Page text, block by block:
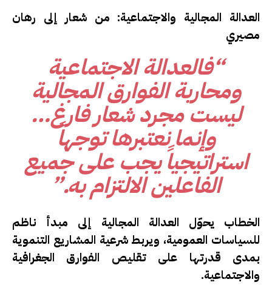
العدالة المجالية والاجتماعية: من شعار إلى رهان
مصيري
“فالعدالة الاجتماعية
ومحاربة الفوارق المجالية
ليست مجرد شعار فارغ…
وإنما نعتبرها توجهاً
استراتيجياً يجب على جميع
الفاعلين الالتزام به.”
الخطاب يحوّل العدالة المجالية إلى مبدأ ناظم
للسياسات العمومية، ويربط شرعية المشاريع التنموية
بمدى قدرتها على تقليص الفوارق الجغرافية
والاجتماعية.